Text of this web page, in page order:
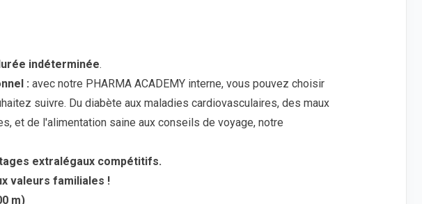
indéterminée.
: avec notre PHARMA ACADEMY interne, vous pouvez choisir
suivre. Du diabète aux maladies cardiovasculaires, des maux
et de l'alimentation saine aux conseils de voyage, notre
extralégaux compétitifs.
valeurs familiales !
m)